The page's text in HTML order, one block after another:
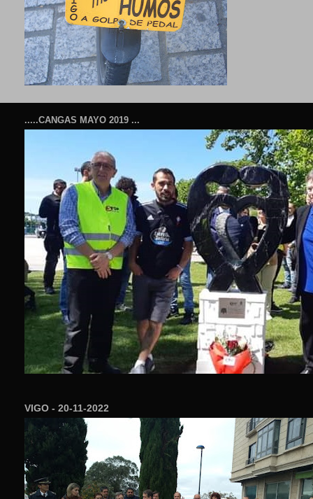
.....CANGAS MAYO 2019 ...
VIGO - 20-11-2022